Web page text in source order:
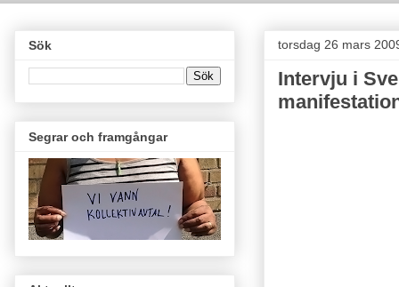
torsdag 26 mars
Intervju i
Sök
Segrar och framgångar